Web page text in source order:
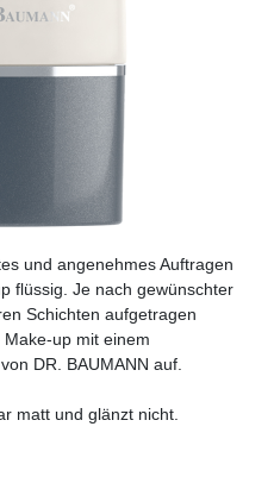
und angenehmes Auftragen
flüssig. Je nach gewünschter
Schichten aufgetragen
up mit einem
DR. BAUMANN auf.
matt und glänzt nicht.